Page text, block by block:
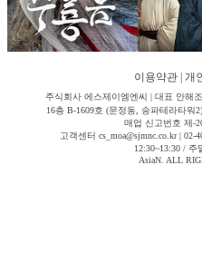
이용약관 개
주식회사 에스제이엠엔씨 | 대표 안해
16층 B-1609호 (문정동, 송파테라타워
매업 신고번호 제-
고객센터 cs_moa@sjmnc.co.kr |
12:30~13:30 /
AsiaN. ALL